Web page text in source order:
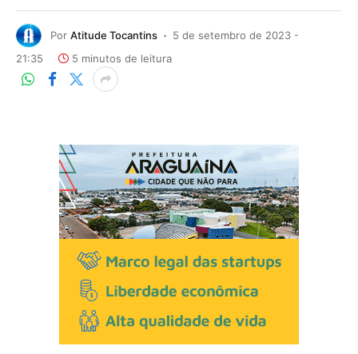
Por Atitude Tocantins
5 de setembro de 2023 -
21:35
5 minutos de leitura